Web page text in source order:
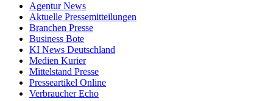
Agentur News
Aktuelle Pressemitteilungen
Branchen Presse
Business Bote
KI News Deutschland
Medien Kurier
Mittelstand Presse
Presseartikel Online
Verbraucher Echo